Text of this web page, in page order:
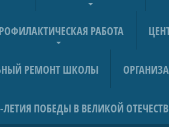
РАБОТА
РЕМОНТ ШКОЛЫ
ПОБЕДЫ В ВЕЛИКОЙ